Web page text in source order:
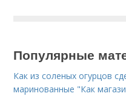
Популярные
Как из соленых огурцов
маринованные "Как